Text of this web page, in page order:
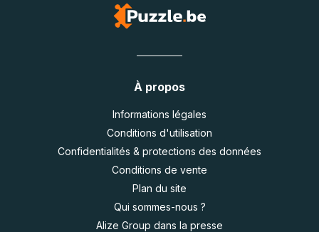
À propos
Informations légales
Conditions d'utilisation
Confidentialités & protections des données
Conditions de vente
Plan du site
Qui sommes-nous ?
Alize Group dans la presse